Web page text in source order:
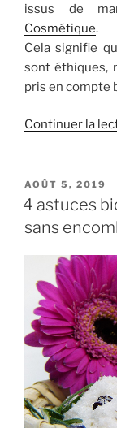
issus de
Cosmétique.
Cela signifie
sont éthiques,
pris en compte
Continuer la
PUBLIÉ
LE
AOÛT 5, 2019
4 astuces
sans